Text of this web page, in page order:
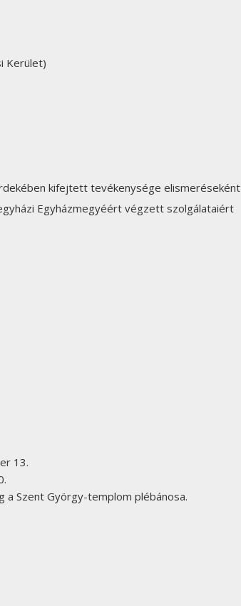
Kerület)
kifejtett tevékenysége elismeréseként
Egyházmegyéért végzett szolgálataiért
13.
a Szent György-templom plébánosa.